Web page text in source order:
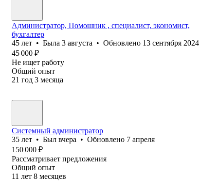
Администратор, Помошник , специалист, экономист,
бухгалтер
45 лет • Была 3 августа • Обновлено 13 сентября 2024
45 000 ₽
Не ищет работу
Общий опыт
21 год 3 месяца
Системный администратор
35 лет • Был вчера • Обновлено 7 апреля
150 000 ₽
Рассматривает предложения
Общий опыт
11 лет 8 месяцев